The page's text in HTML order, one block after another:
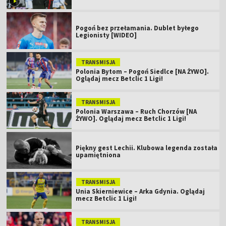
Pogoń bez przełamania. Dublet byłego
Legionisty [WIDEO]
TRANSMISJA
Polonia Bytom – Pogoń Siedlce [NA ŻYWO].
Oglądaj mecz Betclic 1 Ligi!
TRANSMISJA
Polonia Warszawa – Ruch Chorzów [NA
ŻYWO]. Oglądaj mecz Betclic 1 Ligi!
Piękny gest Lechii. Klubowa legenda została
upamiętniona
TRANSMISJA
Unia Skierniewice – Arka Gdynia. Oglądaj
mecz Betclic 1 Ligi!
TRANSMISJA